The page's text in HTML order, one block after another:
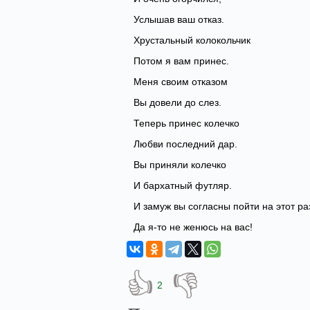
Услышав ваш отказ.
Хрустальный колокольчик
Потом я вам принес.
Меня своим отказом
Вы довели до слез.
Теперь принес колечко
Любви последний дар.
Вы приняли колечко
И бархатный футляр.
И замуж вы согласны пойти на этот
Да я-то не женюсь на вас!
👍 2 👎